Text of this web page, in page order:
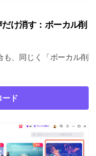
け消す：ボーカル削
も、同じく「ボーカル削
ード